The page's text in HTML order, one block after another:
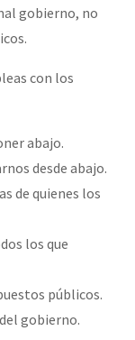
gobierno, no
con los
abajo.
desde abajo.
de quienes los
los que
públicos.
gobierno.